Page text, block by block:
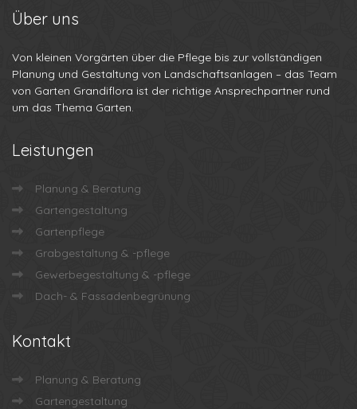
Über uns
Von kleinen Vorgärten über die Pflege bis zur vollständigen
Planung und Gestaltung von Landschaftsanlagen – das Team
von Garten Grandiflora ist der richtige Ansprechpartner rund
um das Thema Garten.
Leistungen
Planung & Beratung
Gartengestaltung
Gartenpflege
Grabgestaltung & -pflege
Gewerbegestaltung & -pflege
Dach- & Fassadenbegrünung
Kontakt
Planung & Beratung
Gartengestaltung